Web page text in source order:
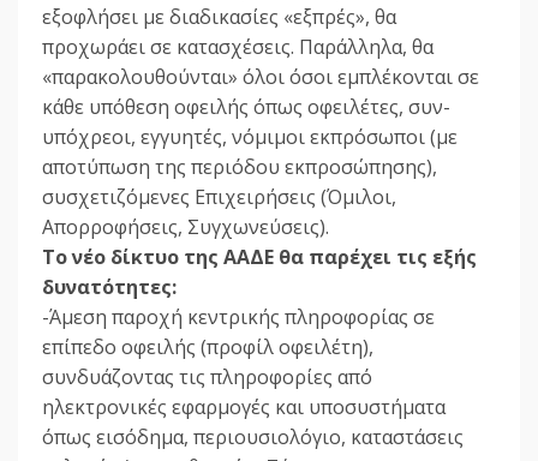
εξοφλήσει με διαδικασίες «εξπρές», θα
προχωράει σε κατασχέσεις. Παράλληλα, θα
«παρακολουθούνται» όλοι όσοι εμπλέκονται σε
κάθε υπόθεση οφειλής όπως οφειλέτες, συν-
υπόχρεοι, εγγυητές, νόμιμοι εκπρόσωποι (με
αποτύπωση της περιόδου εκπροσώπησης),
συσχετιζόμενες Επιχειρήσεις (Όμιλοι,
Απορροφήσεις, Συγχωνεύσεις).
Το νέο δίκτυο της ΑΑΔΕ θα παρέχει τις εξής
δυνατότητες:
-Άμεση παροχή κεντρικής πληροφορίας σε
επίπεδο οφειλής (προφίλ οφειλέτη),
συνδυάζοντας τις πληροφορίες από
ηλεκτρονικές εφαρμογές και υποσυστήματα
όπως εισόδημα, περιουσιολόγιο, καταστάσεις